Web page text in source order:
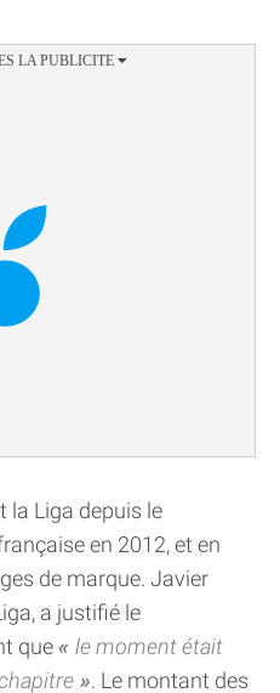
la Liga depuis le
en 2012, et en
de marque. Javier
a justifié le
que
le moment était
. Le montant des